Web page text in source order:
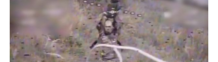
основоположними свободами осіб, що належать до
корінних народів України, які встановлені нормами
міжнародного права, передбачені в Конституції та
законах України.